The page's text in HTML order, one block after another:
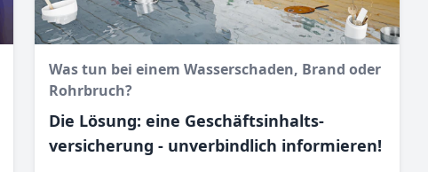
Was tun bei einem Wasser­schaden, Brand oder
Rohr­bruch?
Die Lösung: eine Geschäftsinhalts­
versicherung - unverbindlich informieren!